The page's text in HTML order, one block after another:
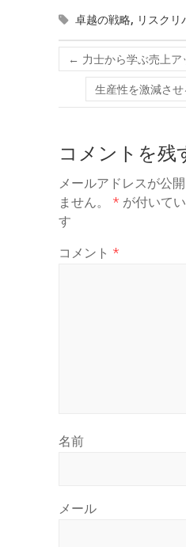
卓越の戦略, リスクリ
← 力士から学ぶ売上ア
生産性を激減さ
コメントを残
メールアドレスが公
ません。
* が付いて
す
コメント *
名前
メール